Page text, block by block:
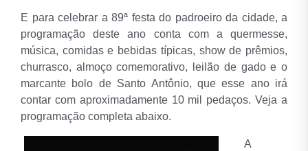
E para celebrar a 89ª festa do padroeiro da cidade, a
programação deste ano conta com a quermesse,
música, comidas e bebidas típicas, show de prêmios,
churrasco, almoço comemorativo, leilão de gado e o
marcante bolo de Santo Antônio, que esse ano irá
contar com aproximadamente 10 mil pedaços. Veja a
programação completa abaixo.
A